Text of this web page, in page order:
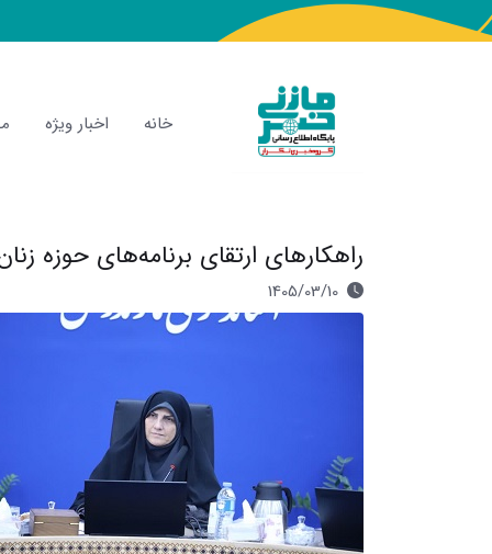
خانه اخبار ویژه
راهکارهای ارتقای برنامه‌های حوزه
1405/03/10